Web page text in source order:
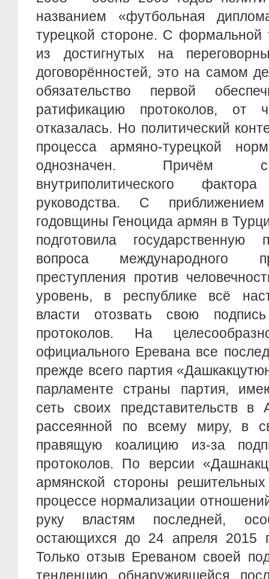
названием «футбольная
турецкой стороне. С формальной
из достигнутых на
договорённостей, это на самом
обязательство первой
ратификацию протоколов, от
отказалась. Но политический
процесса армяно-турецкой
однозначен. Причём с
внутриполитического
руководства. С
годовщины Геноцида армян в
подготовила государственную
вопроса международного
преступления против
уровень, в республике всё
власти отозвать свою
протоколов. На
официального Еревана все
прежде всего партия
парламенте страны партия,
сеть своих представительств в
рассеянной по всему миру, в
правящую коалицию из-за
протоколов. По версии
армянской стороны
процессе нормализации
руку властям последней,
остающихся до 24 апреля 2015
Только отзыв Ереваном своей
тенденцию обнаружившейся